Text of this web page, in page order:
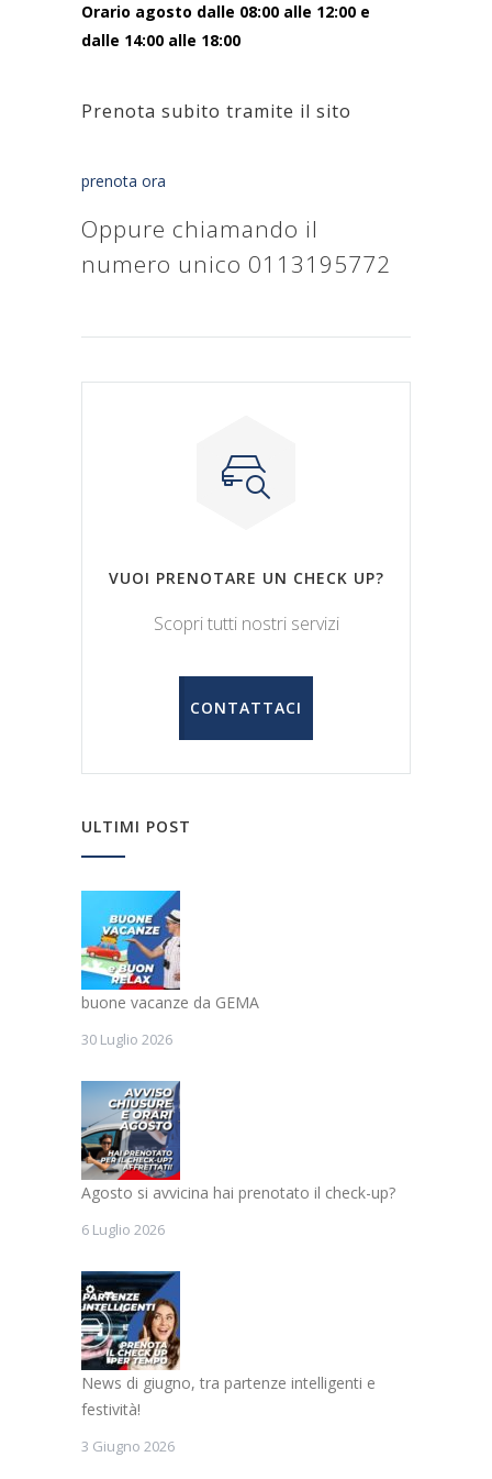
Orario agosto dalle 08:00 alle 12:00 e
dalle 14:00 alle 18:00
Prenota subito tramite il sito
prenota ora
Oppure chiamando il
numero unico 0113195772
VUOI PRENOTARE UN CHECK UP?
Scopri tutti nostri servizi
CONTATTACI
ULTIMI POST
buone vacanze da GEMA
30 Luglio 2026
Agosto si avvicina hai prenotato il check-up?
6 Luglio 2026
News di giugno, tra partenze intelligenti e
festività!
3 Giugno 2026